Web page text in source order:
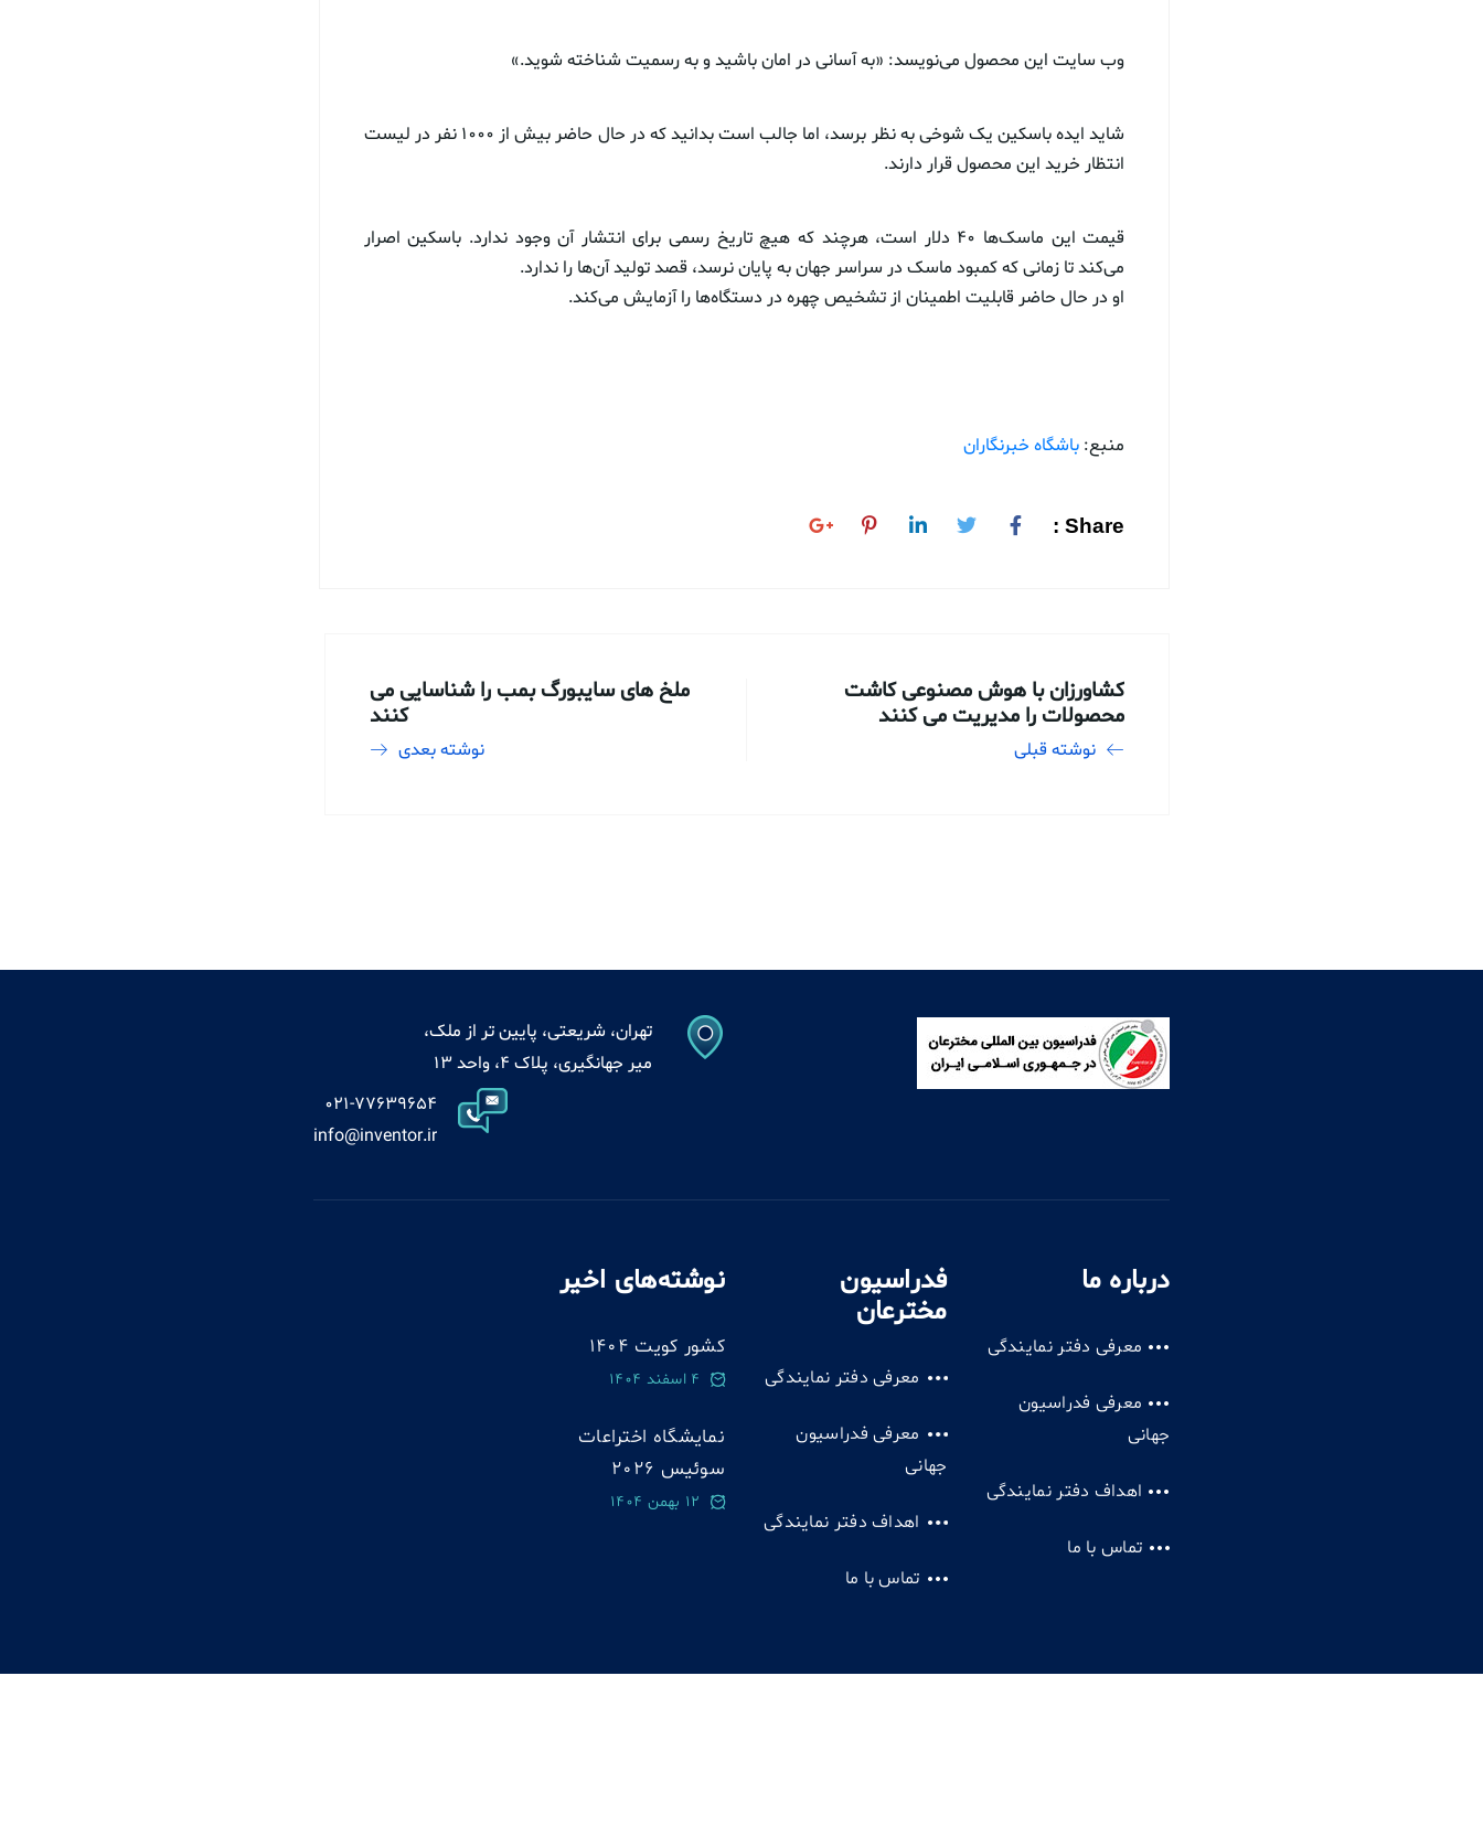
وب سایت این محصول می‌نویسد: «به آسانی در امان باشید و به رسمیت شناخته شوید.»
شاید ایده باسکین یک شوخی به نظر برسد، اما جالب است بدانید که در حال حاضر بیش از ۱۰۰۰ نفر در لیست
انتظار خرید این محصول قرار دارند.
قیمت این ماسک‌ها ۴۰ دلار است، هرچند که هیچ تاریخ رسمی برای انتشار آن وجود ندارد. باسکین اصرار
می‌کند تا زمانی که کمبود ماسک در سراسر جهان به پایان نرسد، قصد تولید آن‌ها را ندارد.
او در حال حاضر قابلیت اطمینان از تشخیص چهره در دستگاه‌ها را آزمایش می‌کند.
منبع: باشگاه خبرنگاران
Share :
کشاورزان با هوش مصنوعی کاشت
محصولات را مدیریت می کنند
نوشته قبلی
ملخ های سایبورگ بمب را شناسایی می
کنند
نوشته بعدی
تهران، شریعتی، پایین تر از ملک،
میر جهانگیری، پلاک 4، واحد 13
021-77639654
info@inventor.ir
درباره ما
معرفی دفتر نمایندگی
معرفی فدراسیون
جهانی
اهداف دفتر نمایندگی
تماس با ما
فدراسیون
مخترعان
معرفی دفتر نمایندگی
معرفی فدراسیون
جهانی
اهداف دفتر نمایندگی
تماس با ما
نوشته‌های اخیر
کشور کویت 1404
4 اسفند 1404
نمایشگاه اختراعات
سوئيس 2026
12 بهمن 1404